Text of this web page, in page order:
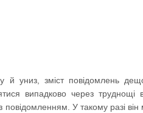
й униз, зміст повідомлень
випадково через труднощі
повідомленням. У такому разі